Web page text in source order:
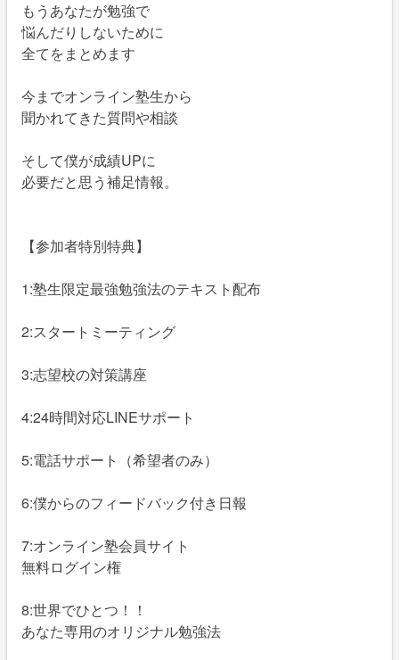
もうあなたが勉強で
悩んだりしないために
全てをまとめます
今までオンライン塾生から
聞かれてきた質問や相談
そして僕が成績UPに
必要だと思う補足情報。
【参加者特別特典】
1:塾生限定最強勉強法のテキスト配布
2:スタートミーティング
3:志望校の対策講座
4:24時間対応LINEサポート
5:電話サポート（希望者のみ）
6:僕からのフィードバック付き日報
7:オンライン塾会員サイト
無料ログイン権
8:世界でひとつ！！
あなた専用のオリジナル勉強法